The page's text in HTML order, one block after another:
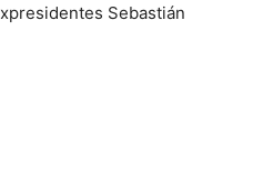
Sebastián